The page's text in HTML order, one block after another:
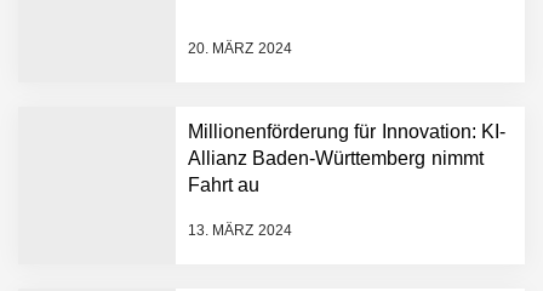
20. MÄRZ 2024
Millionenförderung für Innovation: KI-
Allianz Baden-Württemberg nimmt
Fahrt au
13. MÄRZ 2024
Dollar bekannt, um den
Plattform zu beschleunigen
NEURA Robotics und
Amazon Web Services
starten strategische
AI breit auszurollen